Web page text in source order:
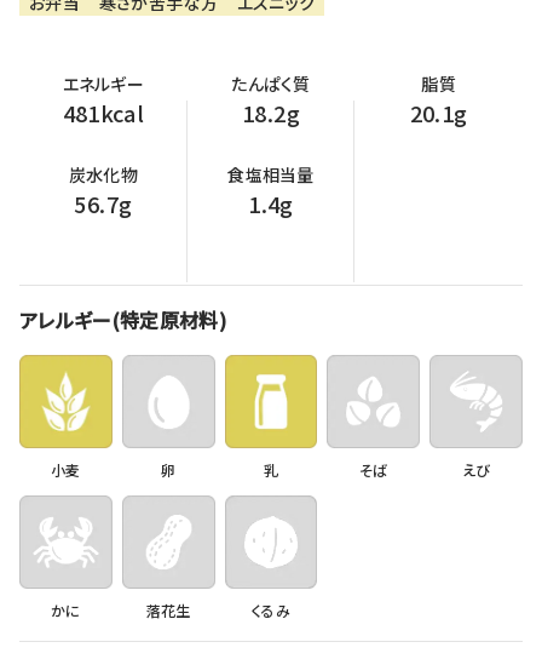
エネルギー
481kcal
たんぱく質
18.2g
脂質
20.1g
炭水化物
56.7g
食塩相当量
1.4g
アレルギー(特定原材料)
小麦 卵 乳 そば えび
かに 落花生 くるみ